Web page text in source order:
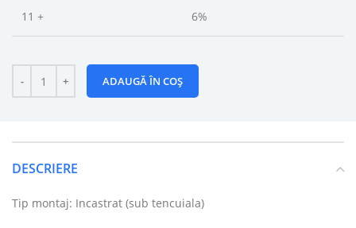
11 + 6%
ADAUGĂ ÎN COȘ
DESCRIERE
Tip montaj: Incastrat (sub tencuiala)